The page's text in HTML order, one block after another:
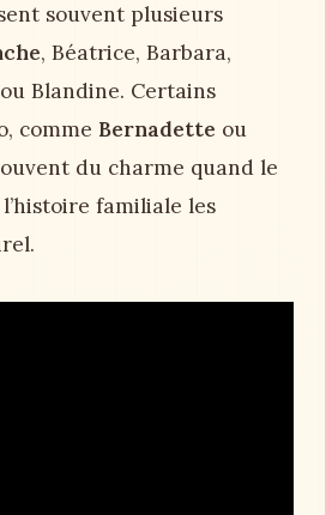
souvent plusieurs
, Béatrice, Barbara,
Blandine. Certains
comme Bernadette ou
du charme quand le
familiale les